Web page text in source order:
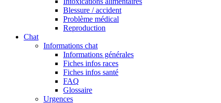
Blessure / accident
Problème médical
Reproduction
Chat
Informations chat
Informations générales
Fiches infos races
Fiches infos santé
FAQ
Glossaire
Urgences